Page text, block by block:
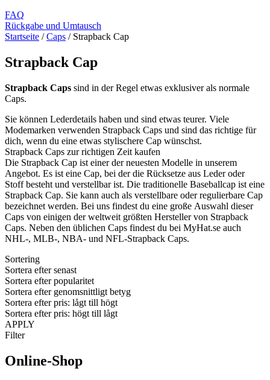
FAQ
Rückgabe und Umtausch
Startseite / Caps / Strapback Cap
Strapback Cap
Strapback Caps sind in der Regel etwas exklusiver als normale
Caps.
Sie können Lederdetails haben und sind etwas teurer. Viele
Modemarken verwenden Strapback Caps und sind das richtige für
dich, wenn du eine etwas stylischere Cap wünschst.
Strapback Caps zur richtigen Zeit kaufen
Die Strapback Cap ist einer der neuesten Modelle in unserem
Angebot. Es ist eine Cap, bei der die Rücksetze aus Leder oder
Stoff besteht und verstellbar ist. Die traditionelle Baseballcap ist eine
Strapback Cap. Sie kann auch als verstellbare oder regulierbare Cap
bezeichnet werden. Bei uns findest du eine große Auswahl dieser
Caps von einigen der weltweit größten Hersteller von Strapback
Caps. Neben den üblichen Caps findest du bei MyHat.se auch
NHL-, MLB-, NBA- und NFL-Strapback Caps.
Sortering
Sortera efter senast
Sortera efter popularitet
Sortera efter genomsnittligt betyg
Sortera efter pris: lågt till högt
Sortera efter pris: högt till lågt
APPLY
Filter
Online-Shop